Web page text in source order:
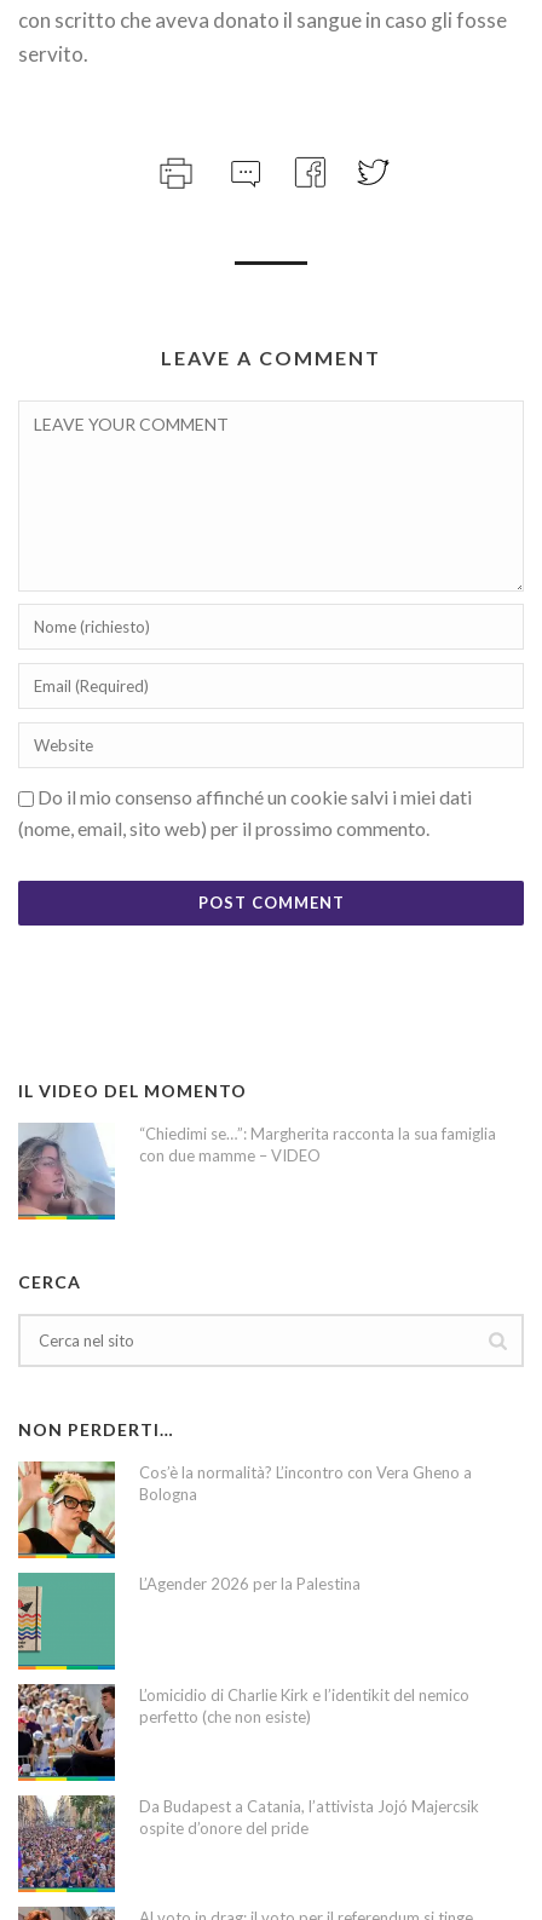
con scritto che aveva donato il sangue in caso gli fosse
servito.
LEAVE A COMMENT
Do il mio consenso affinché un cookie salvi i miei dati
(nome, email, sito web) per il prossimo commento.
IL VIDEO DEL MOMENTO
“Chiedimi se…”: Margherita racconta la sua famiglia
con due mamme – VIDEO
CERCA
NON PERDERTI…
Cos’è la normalità? L’incontro con Vera Gheno a
Bologna
L’Agender 2026 per la Palestina
L’omicidio di Charlie Kirk e l’identikit del nemico
perfetto (che non esiste)
Da Budapest a Catania, l’attivista Jojó Majercsik
ospite d’onore del pride